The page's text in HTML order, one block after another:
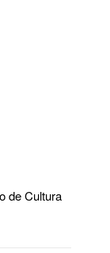
de Cultura